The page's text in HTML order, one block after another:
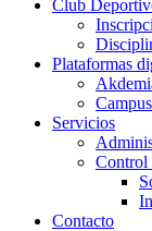
Club
Plataformas
Servicios
Control
Contacto